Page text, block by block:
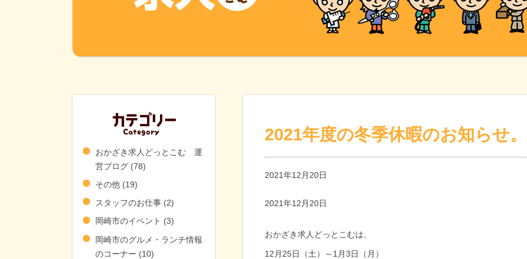
2021年度の冬季休暇のお知らせ。
2021年12月20日
2021年12月20日
おかざき求人どっとこむは、
12月25日（土）～1月3日（月）
おかざき求人どっとこむ 運
営ブログ (78)
その他 (19)
スタッフのお仕事 (2)
岡崎市のイベント (3)
岡崎市のグルメ・ランチ情報
のコーナー (10)